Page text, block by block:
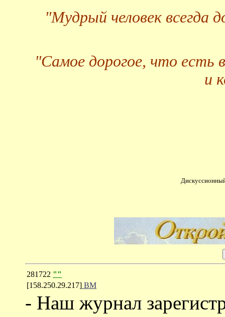
"Мудрый человек всегда
"Самое дорогое, что есть
и
281722 ""
[158.250.29.217] ВМ
- Наш журнал